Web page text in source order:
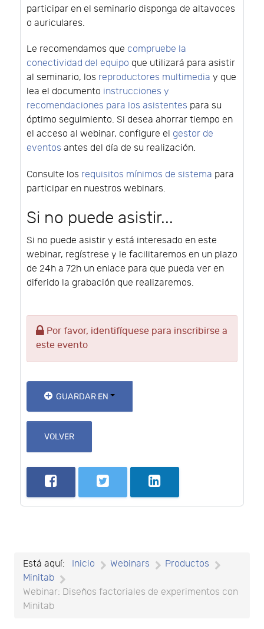
participar en el seminario disponga de altavoces
o auriculares.
Le recomendamos que compruebe la
conectividad del equipo que utilizará para asistir
al seminario, los reproductores multimedia y que
lea el documento instrucciones y
recomendaciones para los asistentes para su
óptimo seguimiento. Si desea ahorrar tiempo en
el acceso al webinar, configure el gestor de
eventos antes del día de su realización.
Consulte los requisitos mínimos de sistema para
participar en nuestros webinars.
Si no puede asistir...
Si no puede asistir y está interesado en este
webinar, regístrese y le facilitaremos en un plazo
de 24h a 72h un enlace para que pueda ver en
diferido la grabación que realizaremos.
Por favor, identifíquese para inscribirse a
este evento
GUARDAR EN
VOLVER
Está aquí: Inicio Webinars
Productos
Minitab
Webinar: Diseños factoriales de experimentos con
Minitab